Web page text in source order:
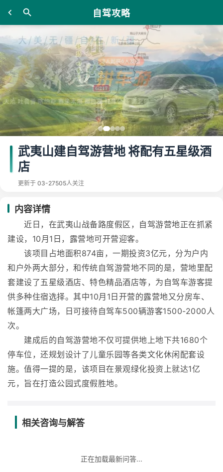
自驾攻略
武夷山建自驾游营地 将配有五星级酒
店
更新于 03-27505人关注
内容详情
近日，在武夷山战备路度假区，自驾游营地正在抓紧
建设，10月1日，露营地可开营迎客。
该项目占地面积874亩，一期投资3亿元，分为户内
和户外两大部分，和传统自驾游营地不同的是，营地里配
套建设了五星级酒店、特色精品酒店等，为自驾车游客提
供多种住宿选择。其中10月1日开营的露营地又分房车、
帐篷两大广场，日可接待自驾车500辆游客1500-2000人
次。
建成后的自驾游营地不仅可提供地上地下共1680个
停车位，还规划设计了儿童乐园等各类文化休闲配套设
施。值得一提的是，该项目在景观绿化投资上就达1亿
元，旨在打造公园式度假胜地。
相关咨询与解答
正在加载最新问答...